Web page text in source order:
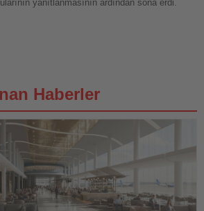
yanıtlanmasının ardından sona erdi.
Haberler